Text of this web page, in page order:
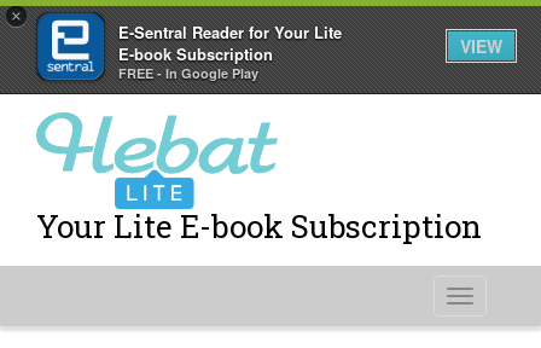
×
E-Sentral Reader for Your Lite
E-book Subscription
FREE - In Google Play
VIEW
Your Lite E-book Subscription
Toggle